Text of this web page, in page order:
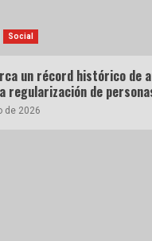
Social
un récord histórico de
regularización de
de 2026